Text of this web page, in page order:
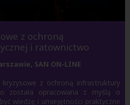
z ochroną
i ratownictwo
SAN ON-LINE
kryzysowe z ochroną infrastruktury
została opracowana z myślą o
wiedzę i umiejętności praktyczne